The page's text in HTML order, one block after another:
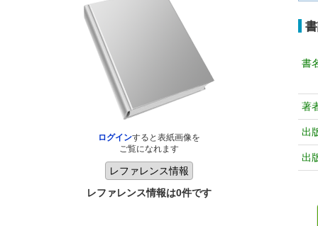
ログインすると表紙画像を
ご覧になれます
レファレンス情報は0件です
書
著
出
出